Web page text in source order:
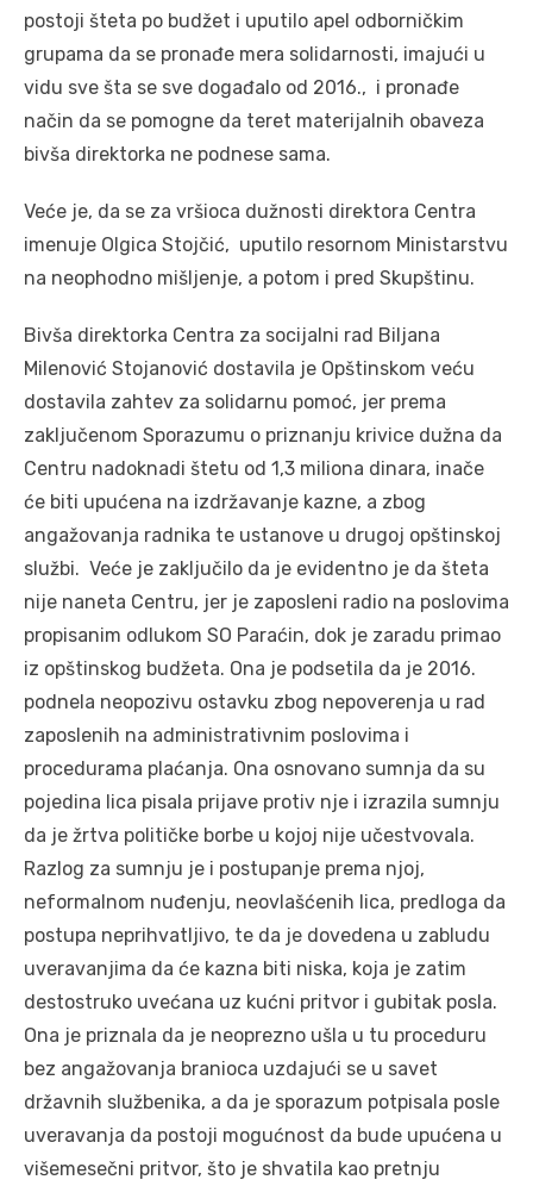
postoji šteta po budžet i uputilo apel odborničkim
grupama da se pronađe mera solidarnosti, imajući u
vidu sve šta se sve događalo od 2016., i pronađe
način da se pomogne da teret materijalnih obaveza
bivša direktorka ne podnese sama.
Veće je, da se za vršioca dužnosti direktora Centra
imenuje Olgica Stojčić, uputilo resornom Ministarstvu
na neophodno mišljenje, a potom i pred Skupštinu.
Bivša direktorka Centra za socijalni rad Biljana
Milenović Stojanović dostavila je Opštinskom veću
dostavila zahtev za solidarnu pomoć, jer prema
zaključenom Sporazumu o priznanju krivice dužna da
Centru nadoknadi štetu od 1,3 miliona dinara, inače
će biti upućena na izdržavanje kazne, a zbog
angažovanja radnika te ustanove u drugoj opštinskoj
službi. Veće je zaključilo da je evidentno je da šteta
nije naneta Centru, jer je zaposleni radio na poslovima
propisanim odlukom SO Paraćin, dok je zaradu primao
iz opštinskog budžeta. Ona je podsetila da je 2016.
podnela neopozivu ostavku zbog nepoverenja u rad
zaposlenih na administrativnim poslovima i
procedurama plaćanja. Ona osnovano sumnja da su
pojedina lica pisala prijave protiv nje i izrazila sumnju
da je žrtva političke borbe u kojoj nije učestvovala.
Razlog za sumnju je i postupanje prema njoj,
neformalnom nuđenju, neovlašćenih lica, predloga da
postupa neprihvatljivo, te da je dovedena u zabludu
uveravanjima da će kazna biti niska, koja je zatim
destostruko uvećana uz kućni pritvor i gubitak posla.
Ona je priznala da je neoprezno ušla u tu proceduru
bez angažovanja branioca uzdajući se u savet
državnih službenika, a da je sporazum potpisala posle
uveravanja da postoji mogućnost da bude upućena u
višemesečni pritvor, što je shvatila kao pretnju